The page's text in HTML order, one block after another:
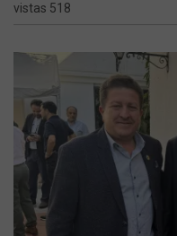
vistas 518